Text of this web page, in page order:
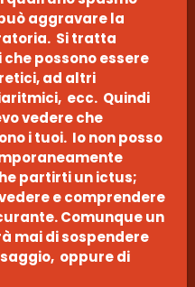
aggravare la
Si tratta
possono essere
ad altri
ecc. Quindi
vedere che
i tuoi. Io non posso
partirti un ictus;
e comprendere
Comunque un
mai di sospendere
oppure di